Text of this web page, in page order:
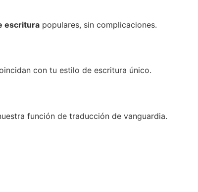
escritura populares, sin complicaciones.
con tu estilo de escritura único.
función de traducción de vanguardia.